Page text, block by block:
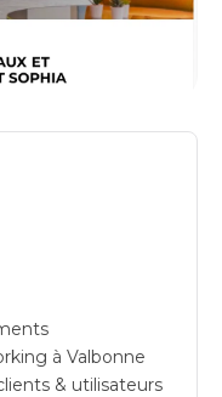
Adresse
à Valbonne
& utilisateurs